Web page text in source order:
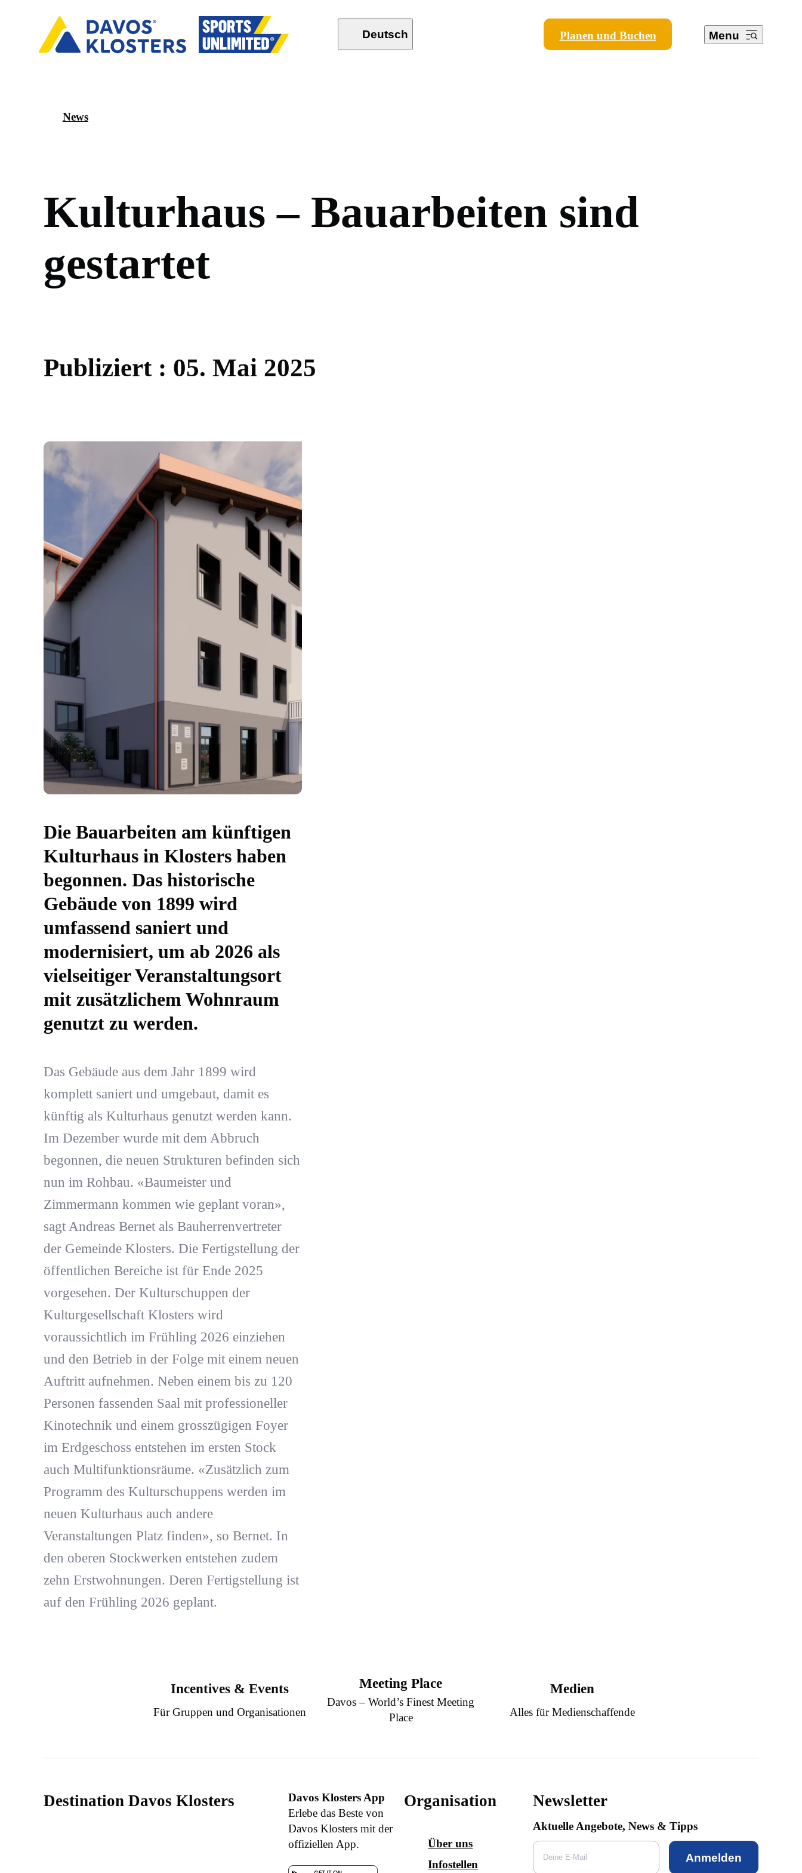
Deutsch Planen und Buchen Menu
News
Kulturhaus – Bauarbeiten sind
gestartet
Publiziert : 05. Mai 2025
Die Bauarbeiten am künftigen
Kulturhaus in Klosters haben
begonnen. Das historische
Gebäude von 1899 wird
umfassend saniert und
modernisiert, um ab 2026 als
vielseitiger Veranstaltungsort
mit zusätzlichem Wohnraum
genutzt zu werden.
Das Gebäude aus dem Jahr 1899 wird
komplett saniert und umgebaut, damit es
künftig als Kulturhaus genutzt werden kann.
Im Dezember wurde mit dem Abbruch
begonnen, die neuen Strukturen befinden sich
nun im Rohbau. «Baumeister und
Zimmermann kommen wie geplant voran»,
sagt Andreas Bernet als Bauherrenvertreter
der Gemeinde Klosters. Die Fertigstellung der
öffentlichen Bereiche ist für Ende 2025
vorgesehen. Der Kulturschuppen der
Kulturgesellschaft Klosters wird
voraussichtlich im Frühling 2026 einziehen
und den Betrieb in der Folge mit einem neuen
Auftritt aufnehmen. Neben einem bis zu 120
Personen fassenden Saal mit professioneller
Kinotechnik und einem grosszügigen Foyer
im Erdgeschoss entstehen im ersten Stock
auch Multifunktionsräume. «Zusätzlich zum
Programm des Kulturschuppens werden im
neuen Kulturhaus auch andere
Veranstaltungen Platz finden», so Bernet. In
den oberen Stockwerken entstehen zudem
zehn Erstwohnungen. Deren Fertigstellung ist
auf den Frühling 2026 geplant.
Incentives & Events
Für Gruppen und Organisationen
Meeting Place
Davos – World’s Finest Meeting
Place
Medien
Alles für Medienschaffende
Destination Davos Klosters
Davos Klosters App
Erlebe das Beste von
Davos Klosters mit der
offiziellen App.
Organisation
Über uns
Infostellen
Newsletter
Aktuelle Angebote, News & Tipps
Anmelden